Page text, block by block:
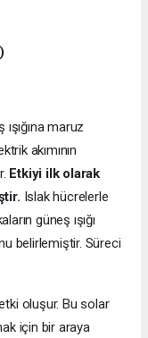
maruz
akımının
Etkiyi ilk olarak
Islak hücrelerle
güneş ışığı
belirlemiştir. Süreci
oluşur. Bu solar
için bir araya